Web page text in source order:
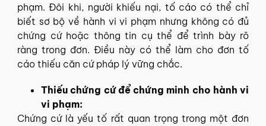
phạm. Đôi khi, người khiếu nại, tố cáo có thể chỉ
biết sơ bộ về hành vi vi phạm nhưng không có đủ
chứng cứ hoặc thông tin cụ thể để trình bày rõ
ràng trong đơn. Điều này có thể làm cho đơn tố
cáo thiếu căn cứ pháp lý vững chắc.
Thiếu chứng cứ để chứng minh cho hành vi
vi phạm:
Chứng cứ là yếu tố rất quan trọng trong một đơn